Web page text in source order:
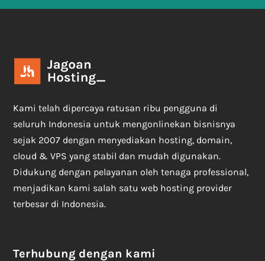
Kami telah dipercaya ratusan ribu pengguna di
seluruh Indonesia untuk mengonlinekan bisnisnya
sejak 2007 dengan menyediakan hosting, domain,
cloud & VPS yang stabil dan mudah digunakan.
Didukung dengan pelayanan oleh tenaga professional,
menjadikan kami salah satu web hosting provider
terbesar di Indonesia.
Terhubung dengan kami